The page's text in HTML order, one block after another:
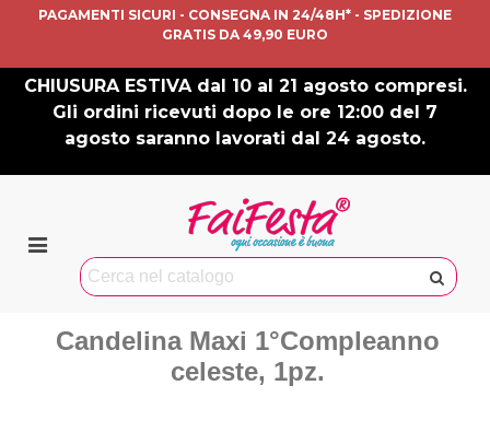
PAGAMENTI SICURI - CONSEGNA IN 24/48H* - SPEDIZIONE
GRATIS DA 49,90 EURO
CHIUSURA ESTIVA dal 10 al 21 agosto compresi.
Gli ordini ricevuti dopo le ore 12:00 del 7
agosto saranno lavorati dal 24 agosto.
Candelina Maxi 1°Compleanno
celeste, 1pz.